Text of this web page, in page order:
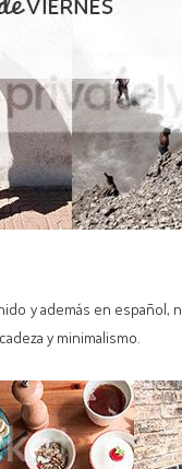
y además en español, n
y minimalismo.